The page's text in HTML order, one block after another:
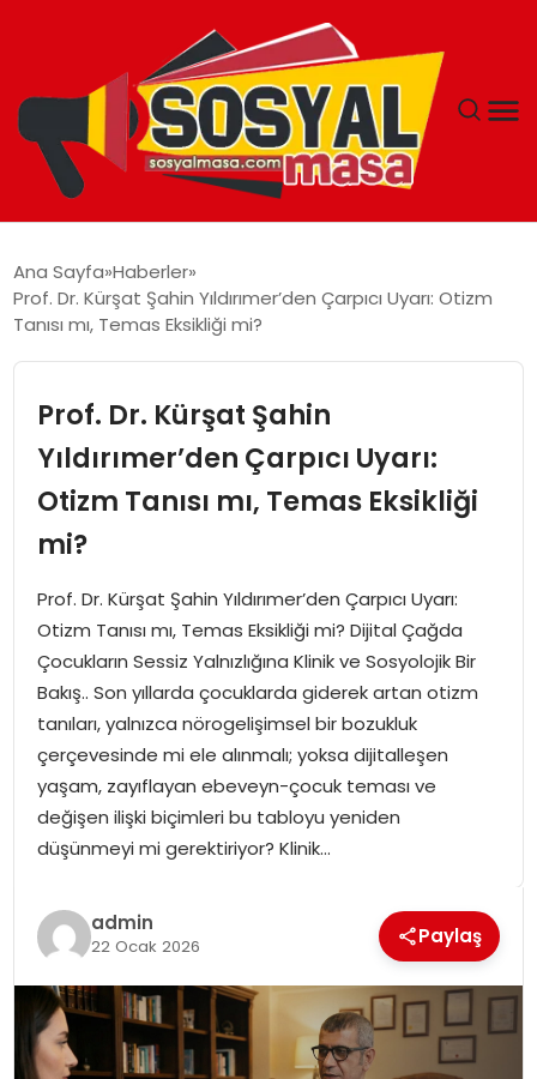
EKONOMI
EĞITIM
GÜNDEM
MAGAZIN
Ana Sayfa Haberler
Prof. Dr. Kürşat Şahin Yıldırımer’den Çarpıcı Uyarı: Otizm
Tanısı mı, Temas Eksikliği mi?
Prof. Dr. Kürşat Şahin
Yıldırımer’den Çarpıcı Uyarı:
Otizm Tanısı mı, Temas Eksikliği
mi?
Prof. Dr. Kürşat Şahin Yıldırımer’den Çarpıcı Uyarı:
Otizm Tanısı mı, Temas Eksikliği mi? Dijital Çağda
Çocukların Sessiz Yalnızlığına Klinik ve Sosyolojik Bir
Bakış.. Son yıllarda çocuklarda giderek artan otizm
tanıları, yalnızca nörogelişimsel bir bozukluk
çerçevesinde mi ele alınmalı; yoksa dijitalleşen
yaşam, zayıflayan ebeveyn-çocuk teması ve
değişen ilişki biçimleri bu tabloyu yeniden
düşünmeyi mi gerektiriyor? Klinik…
admin
22 Ocak 2026 Paylaş